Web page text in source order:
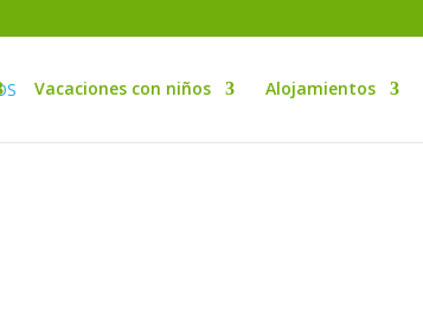
Vacaciones con niños Alojamientos